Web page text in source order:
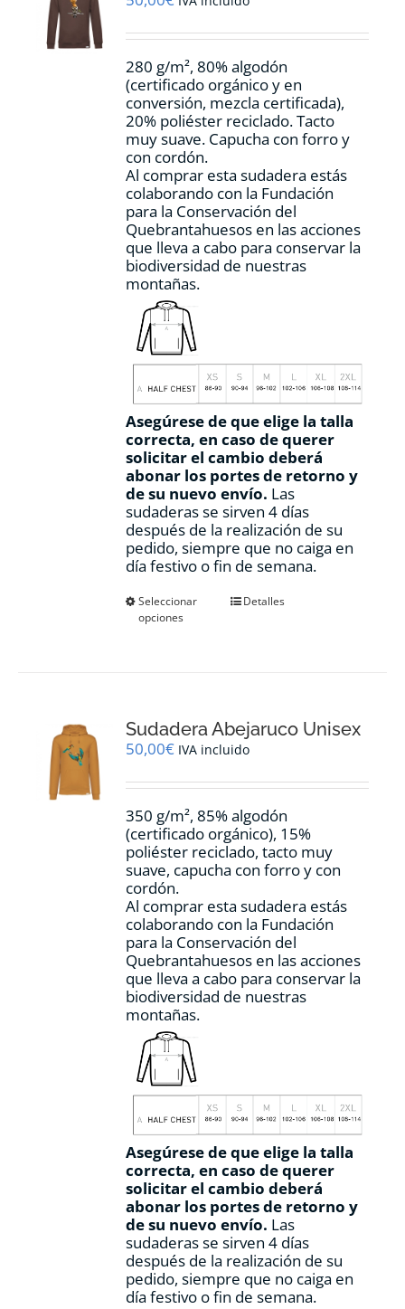
en
página
de
producto
280 g/m², 80% algodón
(certificado orgánico y en
conversión, mezcla certificada),
20% poliéster reciclado. Tacto
muy suave. Capucha con forro y
con cordón.
Al comprar esta sudadera estás
colaborando con la Fundación
para la Conservación del
Quebrantahuesos en las acciones
que lleva a cabo para conservar la
biodiversidad de nuestras
montañas.
Asegúrese de que elige la talla
correcta, en caso de querer
solicitar el cambio deberá
abonar los portes de retorno y
de su nuevo envío. Las
sudaderas se sirven 4 días
después de la realización de su
pedido, siempre que no caiga en
día festivo o fin de semana.
Seleccionar
opciones
Este
se
pueden
en
página
de
producto
Detalles
Sudadera Abejaruco Unisex
50,00€ IVA incluido
350 g/m², 85% algodón
(certificado orgánico), 15%
poliéster reciclado, tacto muy
suave, capucha con forro y con
cordón.
Al comprar esta sudadera estás
colaborando con la Fundación
para la Conservación del
Quebrantahuesos en las acciones
que lleva a cabo para conservar la
biodiversidad de nuestras
montañas.
Asegúrese de que elige la talla
correcta, en caso de querer
solicitar el cambio deberá
abonar los portes de retorno y
de su nuevo envío. Las
sudaderas se sirven 4 días
después de la realización de su
pedido, siempre que no caiga en
día festivo o fin de semana.